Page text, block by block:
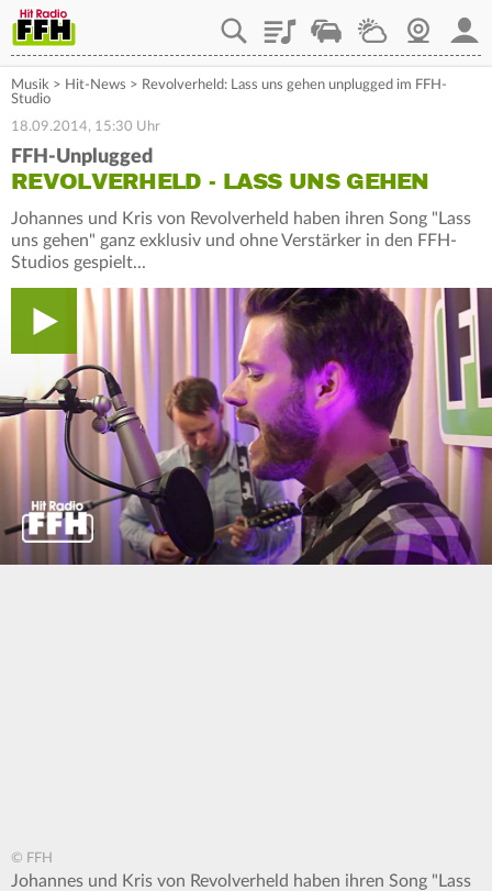
PlaylistStaupilotWetterWebcam
Musik > Hit-News > Revolverheld: Lass uns gehen unplugged im FFH-
Studio
18.09.2014, 15:30 Uhr
FFH-Unplugged
REVOLVERHELD - LASS UNS GEHEN
Johannes und Kris von Revolverheld haben ihren Song "Lass
uns gehen" ganz exklusiv und ohne Verstärker in den FFH-
Studios gespielt...
© FFH
Johannes und Kris von Revolverheld haben ihren Song "Lass